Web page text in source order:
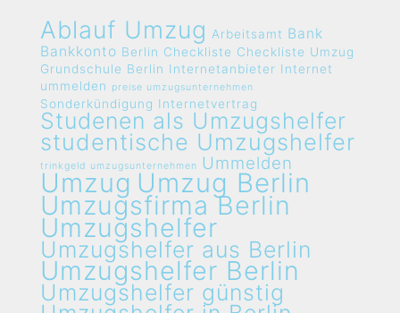
Ablauf Umzug Arbeitsamt Bank
Bankkonto Berlin Checkliste Checkliste Umzug
Grundschule Berlin Internetanbieter Internet
ummelden
preise umzugsunternehmen
Sonderkündigung Internetvertrag
Studenen als Umzugshelfer
studentische Umzugshelfer
trinkgeld umzugsunternehmen Ummelden
Umzug Umzug Berlin
Umzugsfirma Berlin
Umzugshelfer
Umzugshelfer aus Berlin
Umzugshelfer Berlin
Umzugshelfer günstig